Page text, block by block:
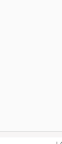
quyền thuộc về